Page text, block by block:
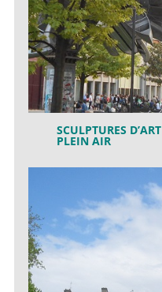
SCULPTURES
PLEIN AIR